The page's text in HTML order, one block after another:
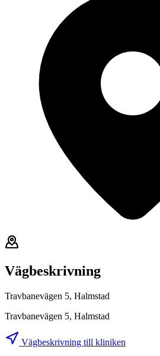
Vägbeskrivning
Travbanevägen 5, Halmstad
Travbanevägen 5, Halmstad
Vägbeskrivning till kliniken